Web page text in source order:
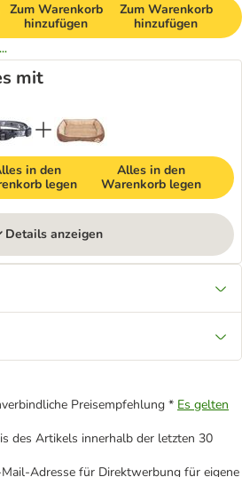
Zum Warenkorb
hinzufügen
Zum Warenkorb
hinzufügen
mit
in den
legen
Alles in den
Warenkorb legen
Details anzeigen
Preisempfehlung * Es gelten
des Artikels innerhalb der letzten 30
Adresse für Direktwerbung für eigene